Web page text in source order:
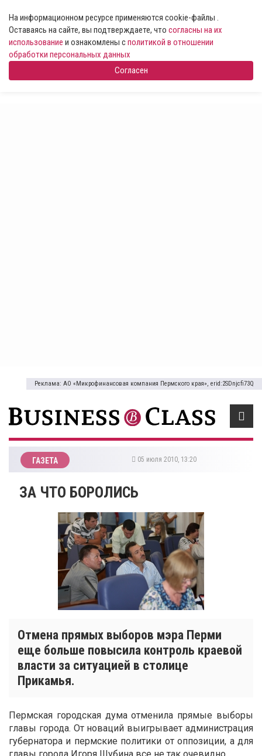
На информационном ресурсе применяются cookie-файлы .
Оставаясь на сайте, вы подтверждаете, что согласны на их
использование и ознакомлены сполитикой в отношении
обработки персональных данных
Согласен
Реклама: АО «Микрофинансовая компания Пермского края», erid:2SDnjcfi73Q
ГАЗЕТА 05 июля 2010, 13:20
ЗА ЧТО БОРОЛИСЬ
Отмена прямых выборов мэра Перми
еще больше повысила контроль краевой
власти за ситуацией в столице
Прикамья.
Пермская городская дума отменила прямые выборы
главы города. От новаций выигрывает администрация
губернатора и пермские политики от оппозиции, а для
главы города Игоря Шубина все не так очевидно.